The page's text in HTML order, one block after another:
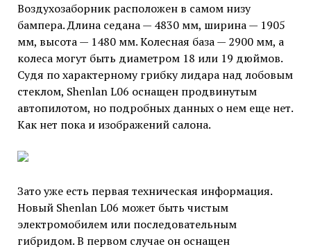
Воздухозаборник расположен в самом низу
бампера. Длина седана — 4830 мм, ширина — 1905
мм, высота — 1480 мм. Колесная база — 2900 мм, а
колеса могут быть диаметром 18 или 19 дюймов.
Судя по характерному грибку лидара над лобовым
стеклом, Shenlan L06 оснащен продвинутым
автопилотом, но подробных данных о нем еще нет.
Как нет пока и изображений салона.
Зато уже есть первая техническая информация.
Новый Shenlan L06 может быть чистым
электромобилем или последовательным
гибридом. В первом случае он оснащен